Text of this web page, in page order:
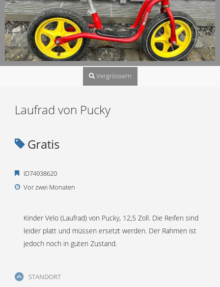
Vergrössern
Laufrad von Pucky
Gratis
ID74938620
Vor zwei Monaten
Kinder Velo (Laufrad) von Pucky, 12,5 Zoll. Die Reifen sind
leider platt und müssen ersetzt werden. Der Rahmen ist
jedoch noch in guten Zustand.
STANDORT